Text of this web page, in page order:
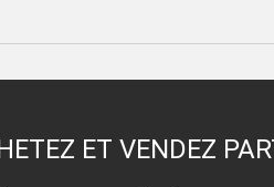
ET VENDEZ